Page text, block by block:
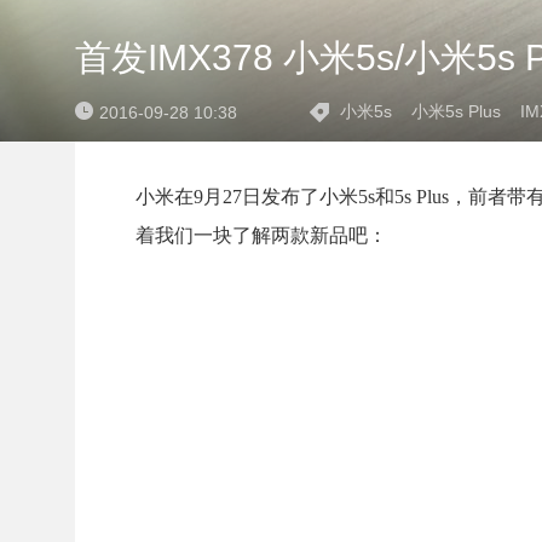
首发IMX378 小米5s/小米5s
2016-09-28 10:38 小米5s 小米5s Plus
小米在9月27日发布了小米5s和5s Plus，前者
着我们一块了解两款新品吧：